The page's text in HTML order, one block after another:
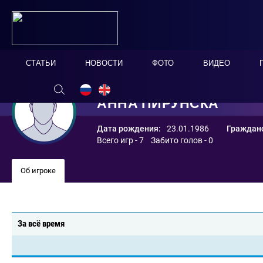
СТАТЬИ НОВОСТИ ФОТО ВИДЕО
АННА ПИРУНСКА
Дата рождения: 23.01.1986
Всего игр - 7 Забито голов - 0
Об игроке
За всё время